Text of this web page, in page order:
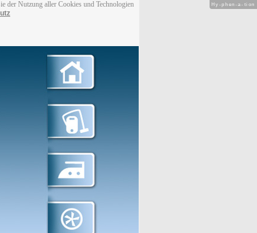
der Nutzung aller Cookies und Technologien
Hy-phen-a-tion